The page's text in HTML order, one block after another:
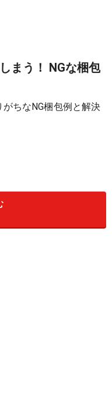
まう！ NGな梱包
ちなNG梱包例と解決
です。配送を担当して
者さんは、荷物を大事
も配送の途中で中身に